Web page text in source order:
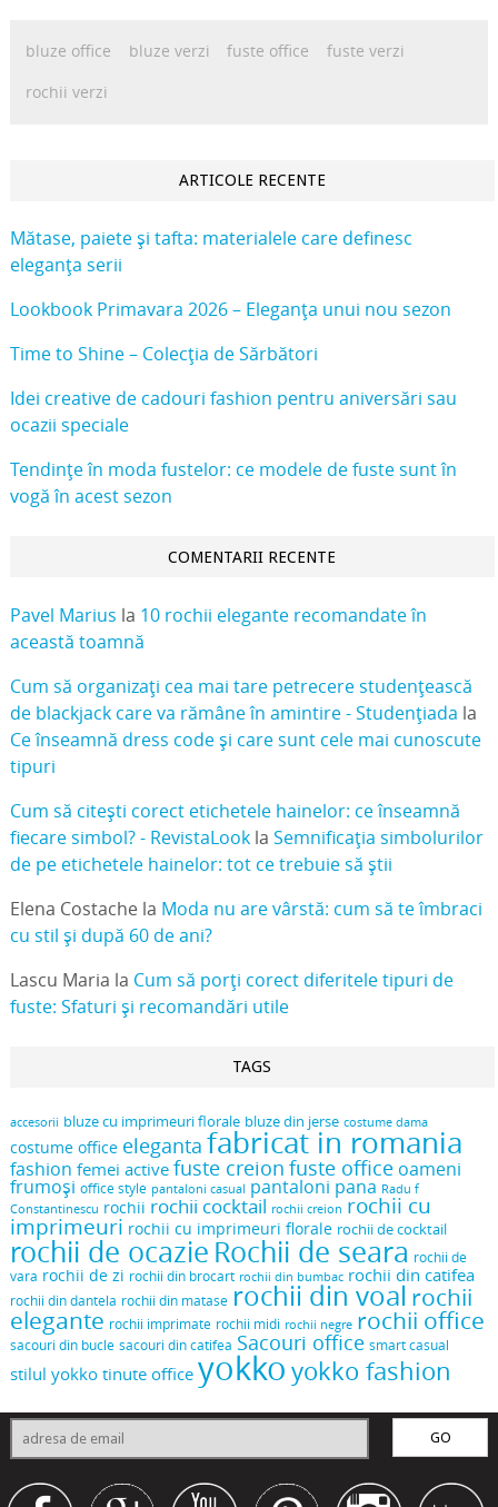
bluze office bluze verzi fuste office
fuste verzi
rochii verzi
ARTICOLE RECENTE
Mătase, paiete și tafta: materialele care definesc
eleganța serii
Lookbook Primavara 2026 – Eleganța unui nou sezon
Time to Shine – Colecția de Sărbători
Idei creative de cadouri fashion pentru aniversări sau
ocazii speciale
Tendințe în moda fustelor: ce modele de fuste sunt în
vogă în acest sezon
COMENTARII RECENTE
Pavel Marius la 10 rochii elegante recomandate în
această toamnă
Cum să organizați cea mai tare petrecere studențească
de blackjack care va rămâne în amintire - Studențiada la
Ce înseamnă dress code și care sunt cele mai cunoscute
tipuri
Cum să citești corect etichetele hainelor: ce înseamnă
fiecare simbol? - RevistaLookla Semnificația simbolurilor
de pe etichetele hainelor: tot ce trebuie să știi
Elena Costachela Moda nu are vârstă: cum să te îmbraci
cu stil și după 60 de ani?
Lascu Maria la Cum să porți corect diferitele tipuri de
fuste: Sfaturi și recomandări utile
TAGS
accesorii bluze cu imprimeuri florale bluze din jerse costume dama
costume office eleganta fabricat in romania
fashion femei active fuste creion fuste office oameni
frumoși office style pantaloni casual pantaloni pana Radu f
Constantinescu rochii rochii cocktail rochii creion rochii cu
imprimeuri rochii cu imprimeuri florale rochii de cocktail
rochii de ocazie Rochii de seara rochii de
vara rochii de zi rochii din brocart rochii din bumbac rochii din catifea
rochii din dantela rochii din matase rochii din voal rochii
elegante rochii imprimate rochii midi rochii negre rochii office
sacouri din bucle sacouri din catifea Sacouri office smart casual
stilul yokko tinute office yokko yokko fashion